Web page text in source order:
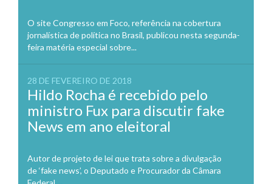
O site Congresso em Foco, referência na cobertura
jornalística de política no Brasil, publicou nesta segunda-
feira matéria especial sobre...
28 DE FEVEREIRO DE 2018
Hildo Rocha é recebido pelo
ministro Fux para discutir fake
News em ano eleitoral
Autor de projeto de lei que trata sobre a divulgação
de ‘fake news’, o Deputado e Procurador da Câmara